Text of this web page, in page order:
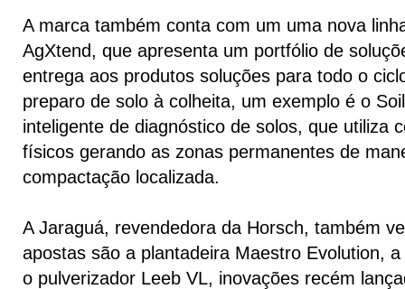
A marca também conta com um uma nova
AgXtend, que apresenta um portfólio de
entrega aos produtos soluções para todo o
preparo de solo à colheita, um exemplo é o
inteligente de diagnóstico de solos, que utiliza
físicos gerando as zonas permanentes de
compactação localizada.
A Jaraguá, revendedora da Horsch, também
apostas são a plantadeira Maestro Evolution,
o pulverizador Leeb VL, inovações recém